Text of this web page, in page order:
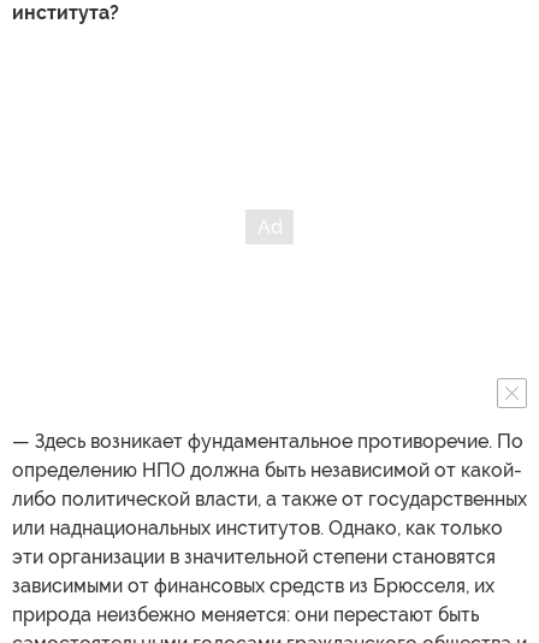
института?
— Здесь возникает фундаментальное противоречие. По
определению НПО должна быть независимой от какой-
либо политической власти, а также от государственных
или наднациональных институтов. Однако, как только
эти организации в значительной степени становятся
зависимыми от финансовых средств из Брюсселя, их
природа неизбежно меняется: они перестают быть